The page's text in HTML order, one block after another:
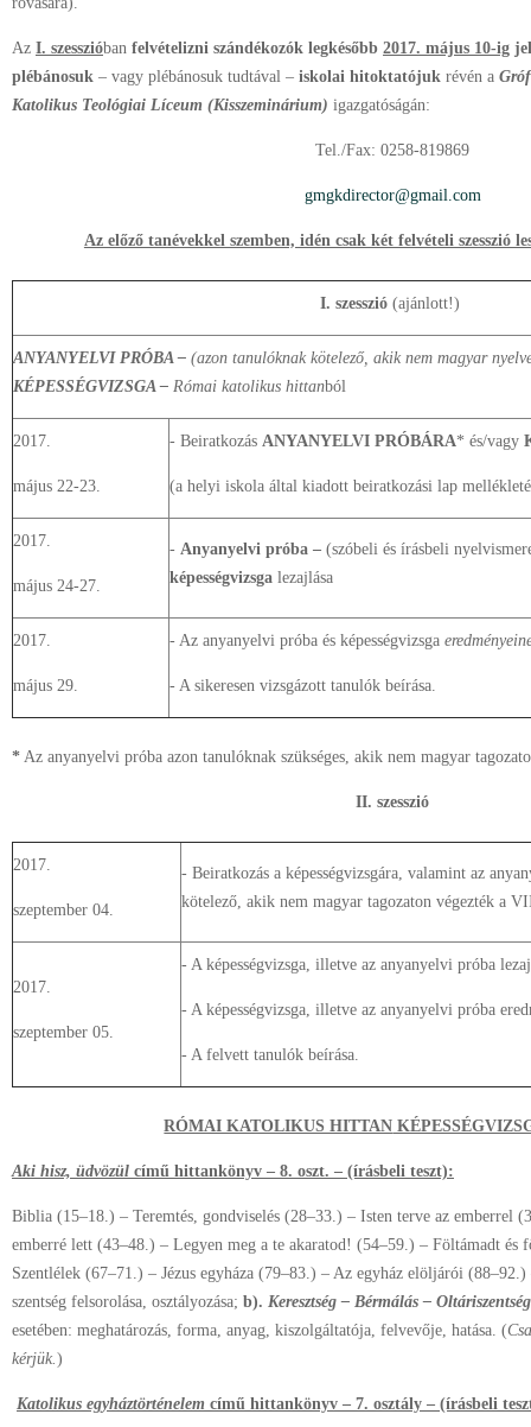
Az I. szesszióban felvételizni szándékozók legkésőbb 2017. május 10-ig
plébánosuk ­– vagy plébánosuk tudtával – iskolai hitoktatójuk révén a
Katolikus Teológiai Líceum (Kisszeminárium) igazgatóságán:
Tel./Fax: 0258-819869
gmgkdirector@gmail.com
Az előző tanévekkel szemben, idén csak két felvételi szesszió
I. szesszió (ajánlott!)
ANYANYELVI PRÓBA – (azon tanulóknak kötelező, akik nem magyar
KÉPESSÉGVIZSGA – Római katolikus hittanból
2017.
május 22-23.
- Beiratkozás ANYANYELVI PRÓBÁRA* és/vagy
(a helyi iskola által kiadott beiratkozási lap
2017.
május 24-27.
- Anyanyelvi próba – (szóbeli és írásbeli
képességvizsga lezajlása
2017.
május 29.
- Az anyanyelvi próba és képességvizsga
- A sikeresen vizsgázott tanulók beírása.
* Az anyanyelvi próba azon tanulóknak szükséges, akik nem magyar
II. szesszió
2017.
szeptember 04.
- Beiratkozás a képességvizsgára, valamint az
kötelező, akik nem magyar tagozaton végezték a
2017.
szeptember 05.
- A képességvizsga, illetve az anyanyelvi próba
- A képességvizsga, illetve az anyanyelvi próba
- A felvett tanulók beírása.
RÓMAI KATOLIKUS HITTAN
Aki hisz, üdvözül című hittankönyv – 8. oszt. – (írásbeli teszt):
Biblia (15–18.) – Teremtés, gondviselés (28–33.) – Isten terve az emberrel
emberré lett (43–48.) – Legyen meg a te akaratod! (54–59.) – Föltámadt és
Szentlélek (67–71.) – Jézus egyháza (79–83.) – Az egyház elöljárói
szentség felsorolása, osztályozása; b). Keresztség – Bérmálás –
esetében: meghatározás, forma, anyag, kiszolgáltatója, felvevője, hatása. (
kérjük.)
Katolikus egyháztörténelem című hittankönyv – 7. osztály – (írásbeli